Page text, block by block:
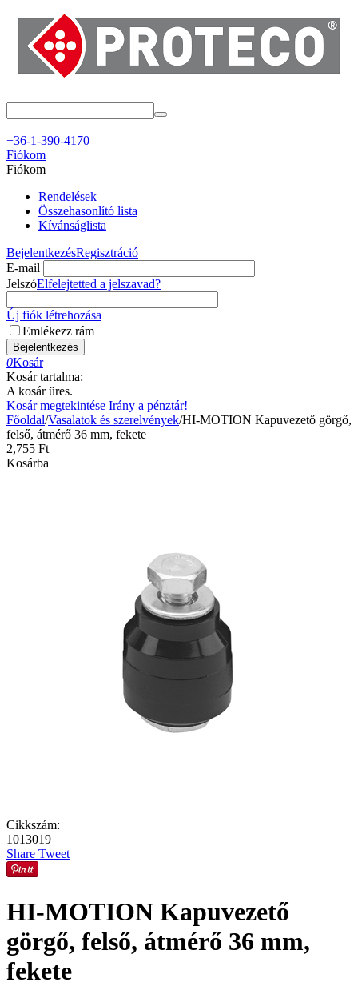
+36-1-390-4170
Fiókom
Fiókom
Rendelések
Összehasonlító lista
Kívánságlista
BejelentkezésRegisztráció
E-mail
JelszóElfelejtetted a jelszavad?
Új fiók létrehozása
Emlékezz rám
Bejelentkezés
0Kosár
Kosár tartalma:
A kosár üres.
Kosár megtekintése Irány a pénztár!
Főoldal/Vasalatok és szerelvények/HI-MOTION Kapuvezető görgő,
felső, átmérő 36 mm, fekete
2,755 Ft
Kosárba
Cikkszám:
1013019
Share Tweet
HI-MOTION Kapuvezető
görgő, felső, átmérő 36 mm,
fekete